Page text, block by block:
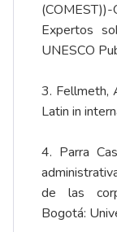
Expertos
UNESCO
3. Fellmeth,
Latin in
4. Parra
de las
Bogotá: